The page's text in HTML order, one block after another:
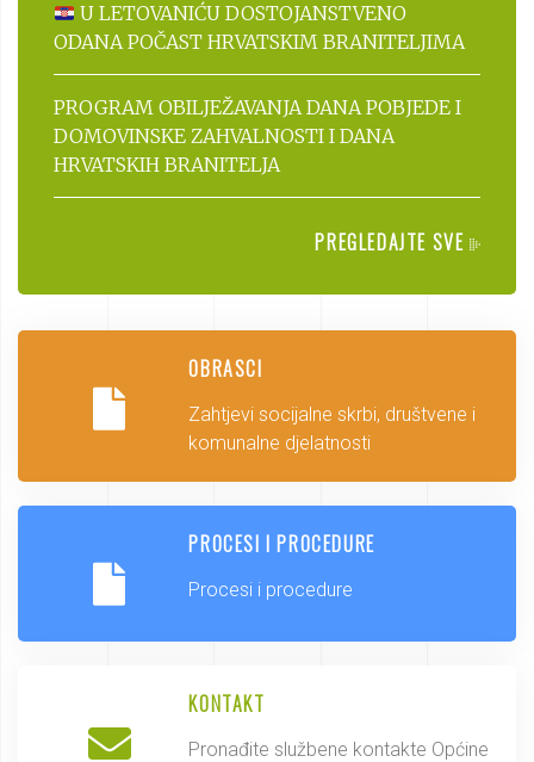
U LETOVANIĆU DOSTOJANSTVENO
ODANA POČAST HRVATSKIM BRANITELJIMA
PROGRAM OBILJEŽAVANJA DANA POBJEDE I
DOMOVINSKE ZAHVALNOSTI I DANA
HRVATSKIH BRANITELJA
PREGLEDAJTE SVE
OBRASCI
Zahtjevi socijalne skrbi, društvene i
komunalne djelatnosti
PROCESI I PROCEDURE
Procesi i procedure
KONTAKT
Pronađite službene kontakte Općine